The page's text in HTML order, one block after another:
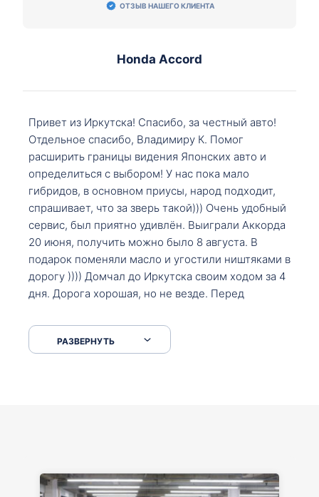
ОТЗЫВ НАШЕГО КЛИЕНТА
Honda Accord
Привет из Иркутска! Спасибо, за честный авто!
Отдельное спасибо, Владимиру К. Помог
расширить границы видения Японских авто и
определиться с выбором! У нас пока мало
гибридов, в основном приусы, народ подходит,
спрашивает, что за зверь такой))) Очень удобный
сервис, был приятно удивлён. Выиграли Аккорда
20 июня, получить можно было 8 августа. В
подарок поменяли масло и угостили ништяками в
дорогу )))) Домчал до Иркутска своим ходом за 4
дня. Дорога хорошая, но не везде. Перед
серпантинах по пути следования.
РАЗВЕРНУТЬ